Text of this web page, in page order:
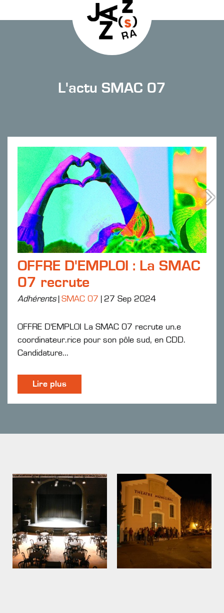
L'actu SMAC 07
OFFRE D'EMPLOI : La SMAC
07 recrute
Adhérents SMAC 07 27 Sep 2024
OFFRE D'EMPLOI La SMAC 07 recrute un.e
coordinateur.rice pour son pôle sud, en CDD.
Candidature...
Lire plus